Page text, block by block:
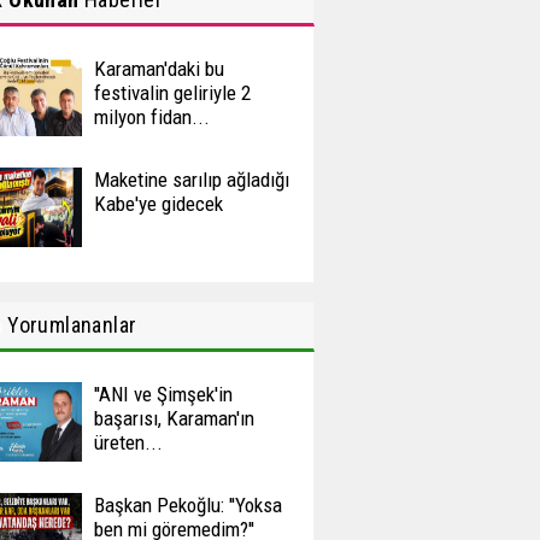
Karaman'daki bu
festivalin geliriyle 2
milyon fidan...
Maketine sarılıp ağladığı
Kabe'ye gidecek
Yorumlananlar
''ANI ve Şimşek'in
başarısı, Karaman'ın
üreten...
Başkan Pekoğlu: ''Yoksa
ben mi göremedim?''